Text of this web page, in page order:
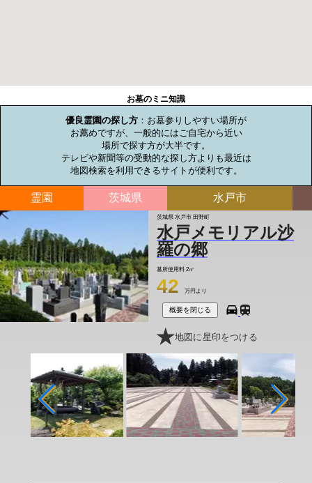
お墓のミニ知識
優良霊園の探し方 ：お墓参りしやすい場所が
お薦めですが、一般的にはご自宅から近い
場所で探す方が大半です。
テレビや新聞等の受動的な探し方よりも最近は
地図検索を利用できるサイトが便利です。
霊園 茨城県 水戸市
茨城県 水戸市 田野町
水戸メモリアル沙
羅の郷
墓所使用料 2㎡
42 万円より
概要を閉じる
地図に星印をつける